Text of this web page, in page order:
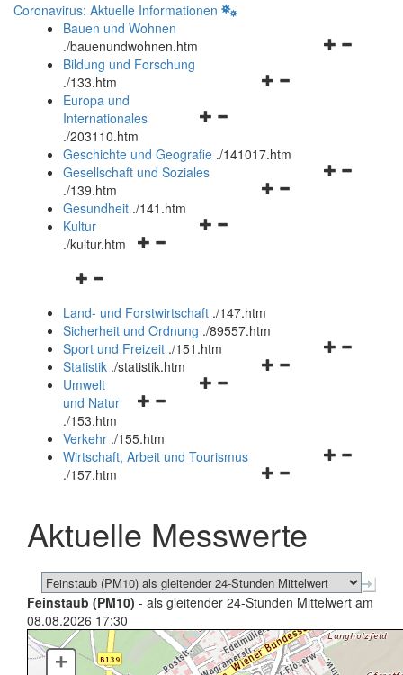
Coronavirus: Aktuelle Informationen
Bauen und Wohnen
./bauenundwohnen.htm
Navigationsmenü
Bildung und Forschung
./133.htm
Navigationsmenü
und
schließen
Europa und
Internationales
./203110.htm
Geschichte und Geografie ./141017.htm
Navigationsmenü
Gesellschaft und Soziales
./139.htm
Navigationsmenü
Gesundheit ./141.htm
Navigationsmenü
Kultur
./kultur.htm
Navigationsmenü
und
schließen
Land- und Forstwirtschaft ./147.htm
Sicherheit und Ordnung ./89557.htm
Navigationsmenü
Sport und Freizeit ./151.htm
Navigationsmenü
Statistik ./statistik.htm
Navigationsmenü
und
schließen
Umwelt
und Natur
./153.htm
Verkehr ./155.htm
Navigationsmenü
schließen
Wirtschaft, Arbeit und Tourismus
./157.htm
Aktuelle Messwerte
Feinstaub (PM10) - als gleitender 24-Stunden Mittelwert am
08.08.2026 17:30
+